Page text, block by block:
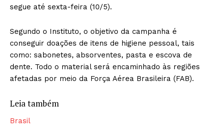
segue até sexta-feira (10/5).
Segundo o Instituto, o objetivo da campanha é
conseguir doações de itens de higiene pessoal, tais
como: sabonetes, absorventes, pasta e escova de
dente. Todo o material será encaminhado às regiões
afetadas por meio da Força Aérea Brasileira (FAB).
Leia também
Brasil